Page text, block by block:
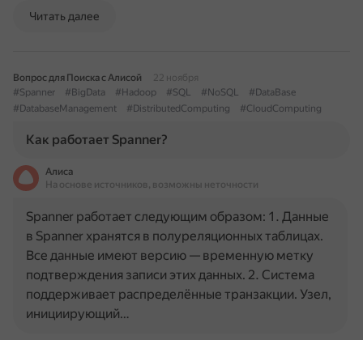
Читать далее
Вопрос для Поиска с Алисой
22 ноября
#Spanner
#BigData #Hadoop #SQL #NoSQL
#DataBase
#DatabaseManagement
#DistributedComputing #CloudComputing
Как работает Spanner?
Алиса
На основе источников, возможны неточности
Spanner работает следующим образом: 1. Данные
в Spanner хранятся в полуреляционных таблицах.
Все данные имеют версию — временную метку
подтверждения записи этих данных. 2. Система
поддерживает распределённые транзакции. Узел,
инициирующий…